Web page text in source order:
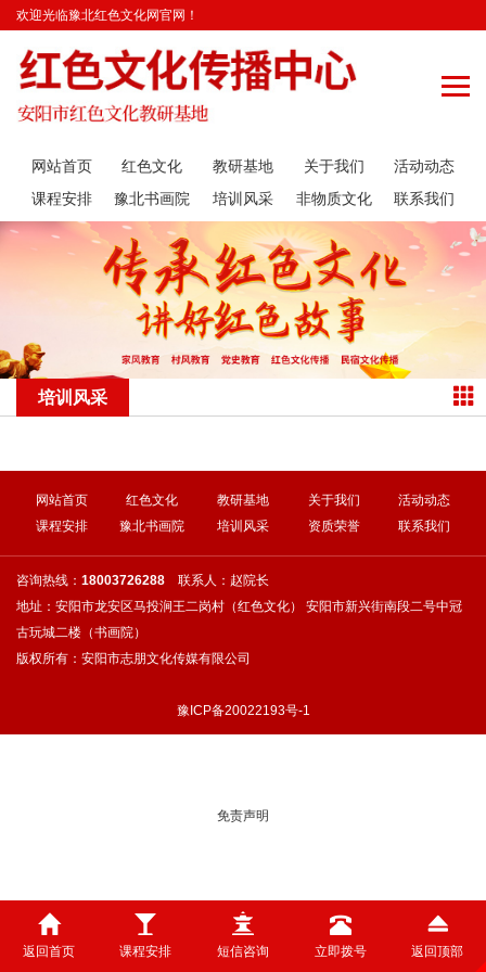
欢迎光临豫北红色文化网官网！
网站首页 红色文化 教研基地 关于我们
活动动态
课程安排
豫北书画院 培训风采
非物质文化
遗产传承
联系我们
培训风采
网站首页 红色文化 教研基地 关于我们
活动动态
课程安排
豫北书画院 培训风采 资质荣誉 联系我们
咨询热线： 18003726288 联系人：赵院长
地址：安阳市龙安区马投涧王二岗村（红色文化） 安阳市新兴街南段二号中冠
古玩城二楼（书画院）
版权所有：安阳市志朋文化传媒有限公司
豫ICP备20022193号-1
返回首页 课程安排 短信咨询 立即拨号 返回顶部
免责声明